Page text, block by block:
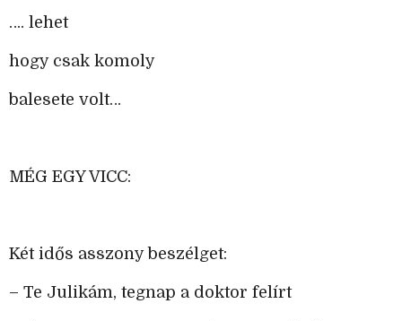
…. lehet
hogy csak komoly
balesete volt…
MÉG EGY VICC:
Két idős asszony beszélget:
– Te Julikám, tegnap a doktor felírt